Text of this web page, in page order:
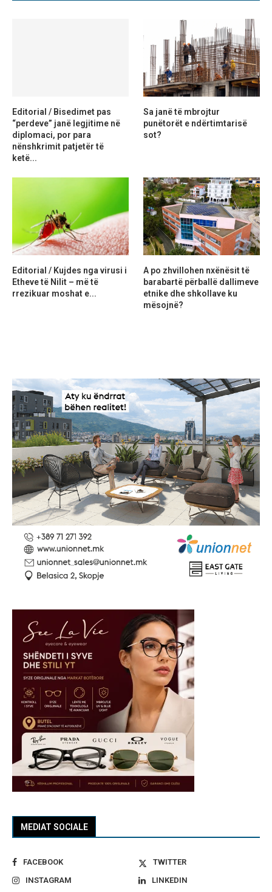
MEDIAT SOCIALE
FACEBOOK
TWITTER
INSTAGRAM
LINKEDIN
Editorial / Bisedimet pas
“perdeve” janë legjitime në
diplomaci, por para
nënshkrimit patjetër të
ketë...
Sa janë të mbrojtur
punëtorët e ndërtimtarisë
sot?
Editorial / Kujdes nga virusi i
Etheve të Nilit – më të
rrezikuar moshat e...
A po zhvillohen nxënësit të
barabartë përballë dallimeve
etnike dhe shkollave ku
mësojnë?